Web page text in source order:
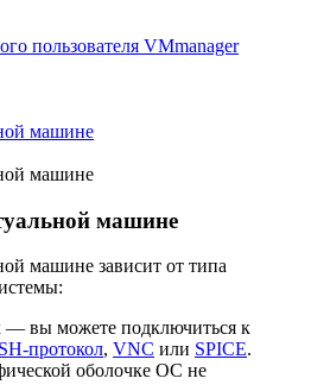
пользователя VMmanager
машине
машине
машине
машине зависит от типа
— вы можете подключиться к
протокол, VNC или SPICE.
оболочке ОС не